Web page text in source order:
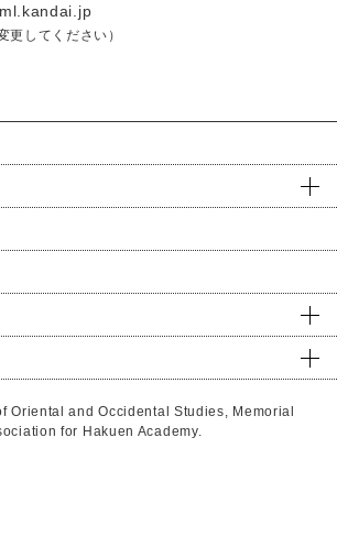
更してください）
Oriental and Occidental Studies, Memorial
for Hakuen Academy.